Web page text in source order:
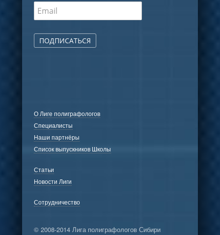
ПОДПИСАТЬСЯ
О Лиге полиграфологов
Специалисты
Наши партнёры
Список выпускников Школы
Статьи
Новости Лиги
Сотрудничество
© 2008-2014 Лига полиграфологов Сибири